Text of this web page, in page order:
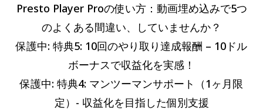
Presto Player Proの使い方：動画埋め込みで5つ
のよくある間違い、していませんか？
保護中: 特典5: 10回のやり取り達成報酬 – 10ドル
ボーナスで収益化を実感！
保護中: 特典4: マンツーマンサポート（1ヶ月限
定）- 収益化を目指した個別支援
記
事
ー